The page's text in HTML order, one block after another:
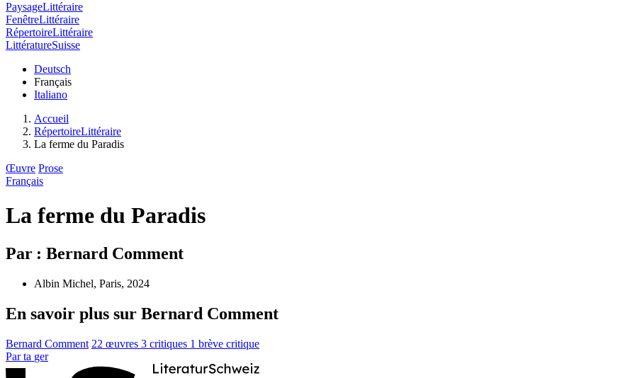
PaysageLittéraire
FenêtreLittéraire
RépertoireLittéraire
LittératureSuisse
Deutsch
Français
Italiano
Accueil
RépertoireLittéraire
La ferme du Paradis
Œuvre Prose
Français
La ferme du Paradis
Par : Bernard Comment
Albin Michel, Paris, 2024
En savoir plus sur Bernard Comment
Bernard Comment 22 œuvres 3 critiques 1 brève critique
Par ta ger